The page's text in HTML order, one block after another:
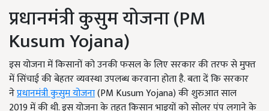
प्रधानमंत्री कुसुम योजना (PM
Kusum Yojana)
इस योजना में किसानों को उनकी फसल के लिए सरकार की तरफ से मुफ्त
में सिंचाई की बेहतर व्यवस्था उपलब्ध करवाना होता है. बता दें कि सरकार
नेप्रधानमंत्री कुसुम योजना(PM Kusum Yojana) की शुरुआत साल